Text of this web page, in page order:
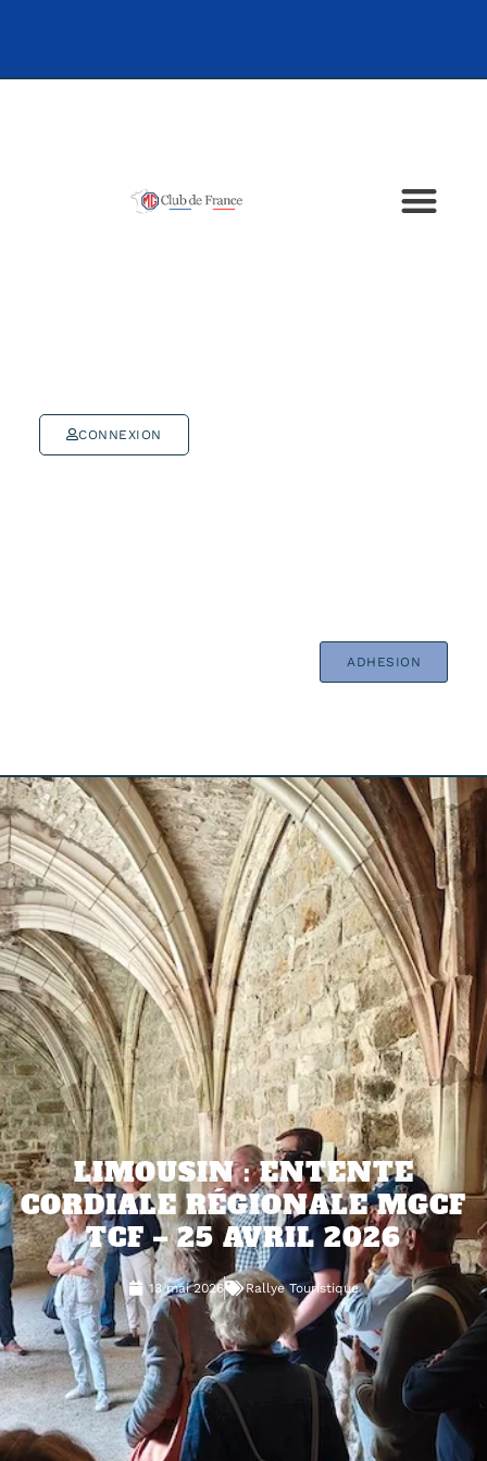
CONNEXION
ADHESION
LIMOUSIN : ENTENTE
CORDIALE RÉGIONALE MGCF
TCF – 25 AVRIL 2026
13 mai 2026 Rallye Touristique